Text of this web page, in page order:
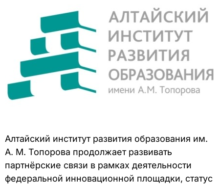
Алтайский институт развития образования им.
А. М. Топорова продолжает развивать
партнёрские связи в рамках деятельности
федеральной инновационной площадки, статус